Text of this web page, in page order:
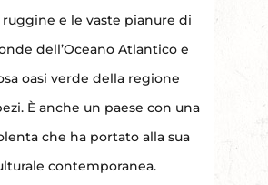
e le vaste pianure di
dell’Oceano Atlantico e
oasi verde della regione
È anche un paese con una
che ha portato alla sua
contemporanea.